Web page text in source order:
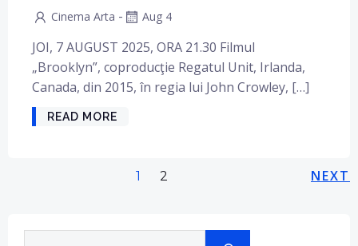
Cinema Arta - Aug 4
JOI, 7 AUGUST 2025, ORA 21.30 Filmul
„Brooklyn”, coproducţie Regatul Unit, Irlanda,
Canada, din 2015, în regia lui John Crowley, […]
READ MORE
navigation
Page
1 Page
2 NEXT